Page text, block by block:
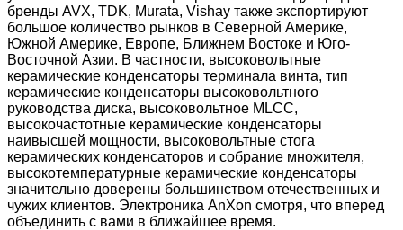
Оставьте
Мы скоро тебе
бренды AVX, TDK, Murata, Vishay также экспортируют
большое количество рынков в Северной Америке,
Южной Америке, Европе, Ближнем Востоке и Юго-
Восточной Азии. В частности, высоковольтные
керамические конденсаторы терминала винта, тип
керамические конденсаторы высоковольтного
руководства диска, высоковольтное MLCC,
высокочастотные керамические конденсаторы
наивысшей мощности, высоковольтные стога
керамических конденсаторов и собрание множителя,
высокотемпературные керамические конденсаторы
значительно доверены большинством отечественных и
чужих клиентов. Электроника AnXon смотря, что вперед
объединить с вами в ближайшее время.